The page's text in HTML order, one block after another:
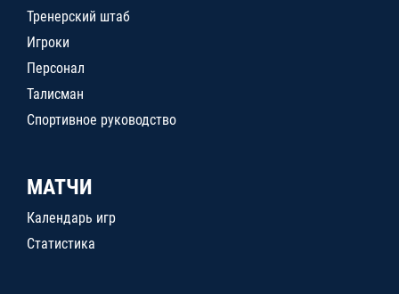
Тренерский штаб
Игроки
Персонал
Талисман
Спортивное руководство
МАТЧИ
Календарь игр
Статистика